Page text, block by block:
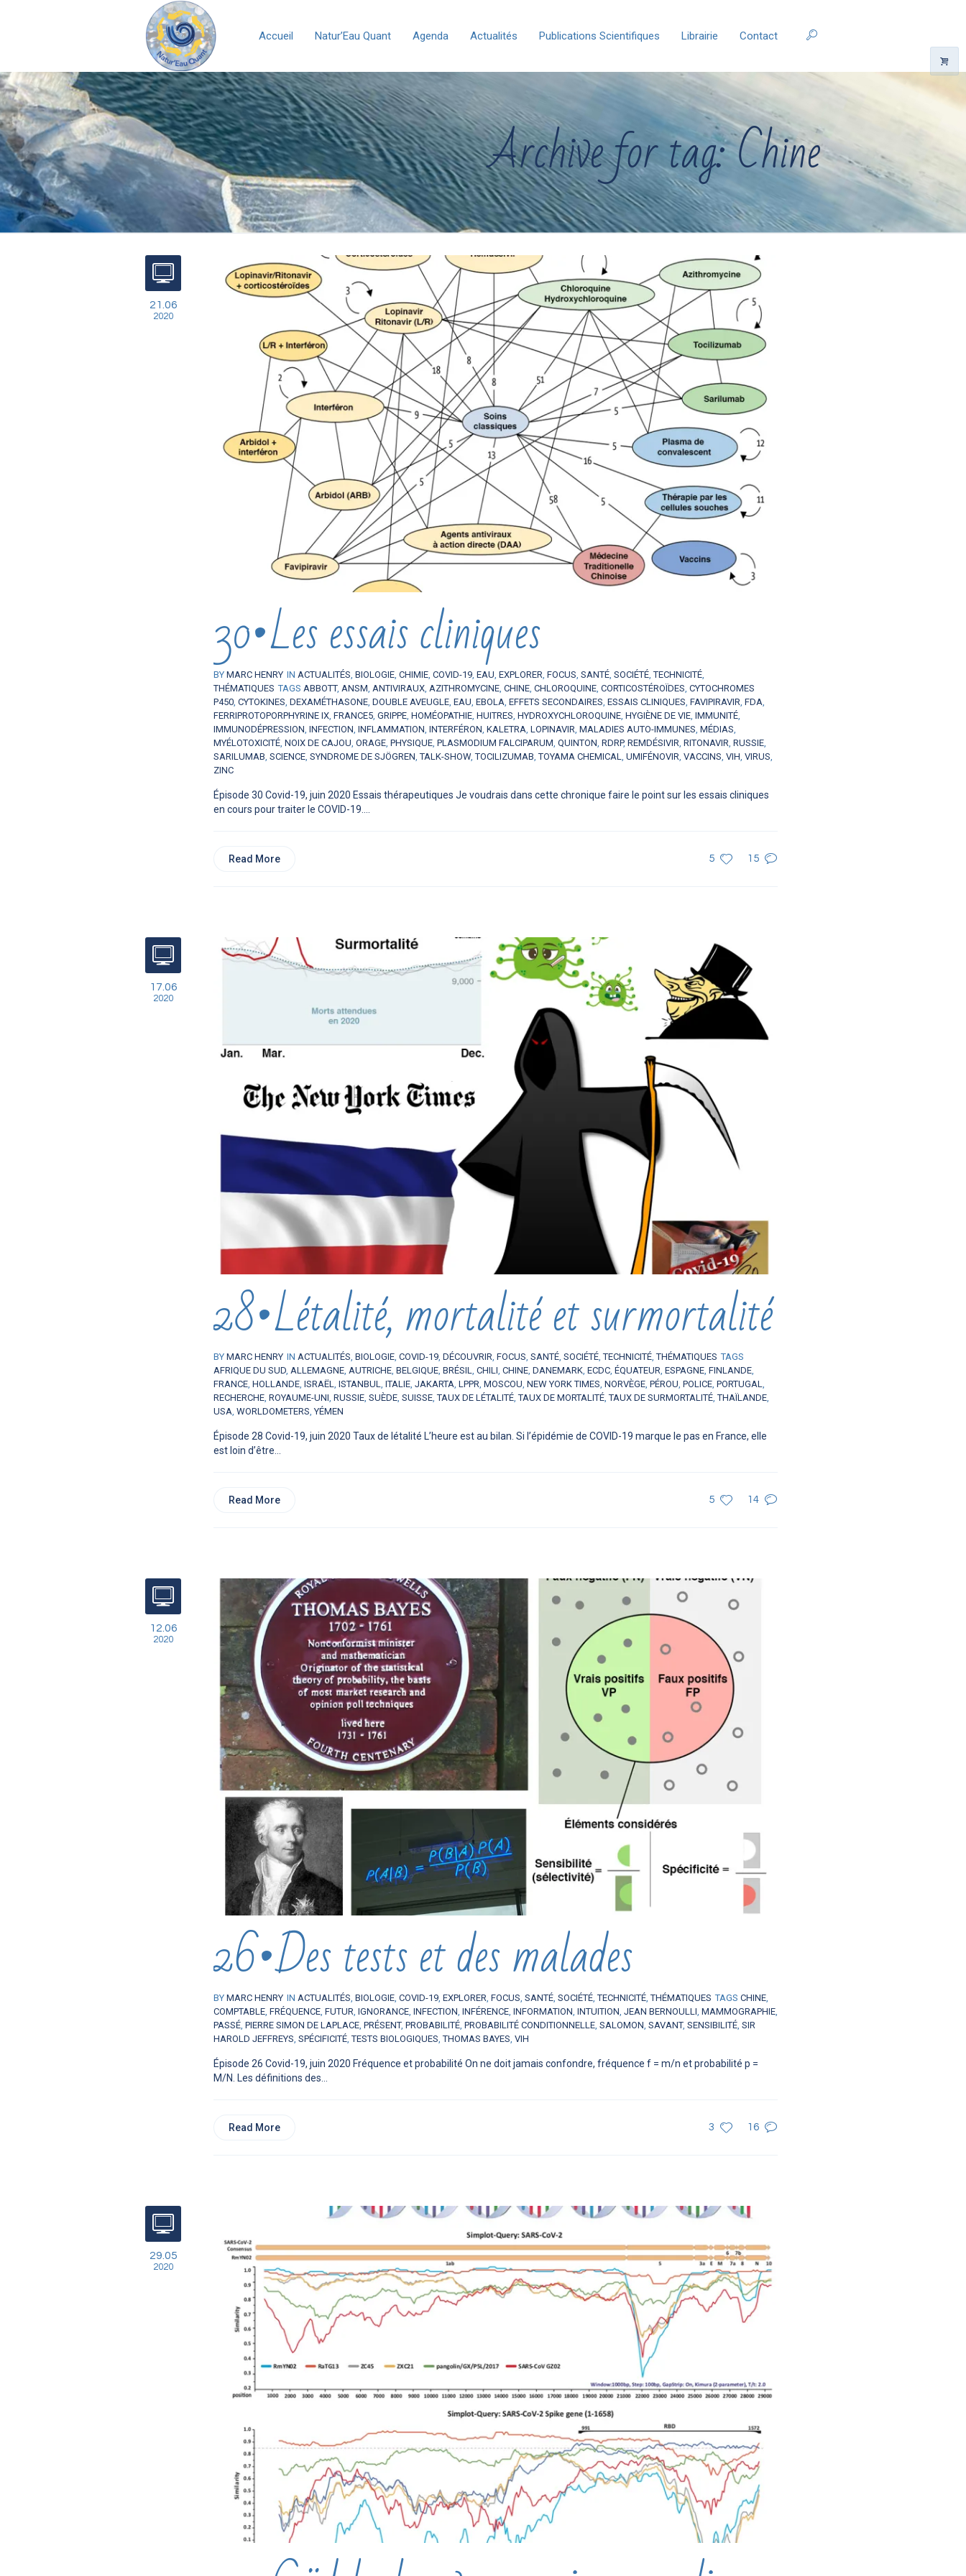
Accueil Natur’Eau Quant Agenda Actualités Publications Scientifiques Librairie Contact
Archive for tag: Chine
21.06
2020
30•Les essais cliniques
BY MARC HENRY IN ACTUALITÉS, BIOLOGIE, CHIMIE, COVID-19, EAU, EXPLORER, FOCUS, SANTÉ, SOCIÉTÉ,TECHNICITÉ,
THÉMATIQUES TAGS ABBOTT, ANSM, ANTIVIRAUX, AZITHROMYCINE, CHINE, CHLOROQUINE, CORTICOSTÉROÏDES, CYTOCHROMES
P450, CYTOKINES, DEXAMÉTHASONE, DOUBLE AVEUGLE, EAU, EBOLA, EFFETS SECONDAIRES, ESSAIS CLINIQUES, FAVIPIRAVIR, FDA,
FERRIPROTOPORPHYRINE IX, FRANCE5, GRIPPE, HOMÉOPATHIE, HUITRES, HYDROXYCHLOROQUINE, HYGIÈNE DE VIE, IMMUNITÉ,
IMMUNODÉPRESSION, INFECTION, INFLAMMATION, INTERFÉRON, KALETRA, LOPINAVIR, MALADIES AUTO-IMMUNES, MÉDIAS,
MYÉLOTOXICITÉ, NOIX DE CAJOU, ORAGE, PHYSIQUE, PLASMODIUM FALCIPARUM, QUINTON, RDRP, REMDÉSIVIR, RITONAVIR, RUSSIE,
SARILUMAB, SCIENCE, SYNDROME DE SJÖGREN,TALK-SHOW,TOCILIZUMAB,TOYAMA CHEMICAL, UMIFÉNOVIR, VACCINS, VIH, VIRUS,
ZINC
Épisode 30 Covid-19, juin 2020 Essais thérapeutiques Je voudrais dans cette chronique faire le point sur les essais cliniques
en cours pour traiter le COVID-19....
5 15
Read More
17.06
2020
28•Létalité, mortalité et surmortalité
BY MARC HENRY IN ACTUALITÉS, BIOLOGIE, COVID-19, DÉCOUVRIR, FOCUS, SANTÉ, SOCIÉTÉ,TECHNICITÉ,THÉMATIQUES TAGS
AFRIQUE DU SUD, ALLEMAGNE, AUTRICHE, BELGIQUE, BRÉSIL, CHILI, CHINE, DANEMARK, ECDC, ÉQUATEUR, ESPAGNE, FINLANDE,
FRANCE, HOLLANDE, ISRAËL, ISTANBUL, ITALIE, JAKARTA, LPPR, MOSCOU, NEW YORK TIMES, NORVÈGE, PÉROU, POLICE, PORTUGAL,
RECHERCHE, ROYAUME-UNI, RUSSIE, SUÈDE, SUISSE,TAUX DE LÉTALITÉ,TAUX DE MORTALITÉ,TAUX DE SURMORTALITÉ,THAÏLANDE,
USA, WORLDOMETERS,YÉMEN
Épisode 28 Covid-19, juin 2020 Taux de létalité L’heure est au bilan. Si l’épidémie de COVID-19 marque le pas en France, elle
est loin d’être...
5 14
Read More
12.06
2020
26•Des tests et des malades
BY MARC HENRY IN ACTUALITÉS, BIOLOGIE, COVID-19, EXPLORER, FOCUS, SANTÉ, SOCIÉTÉ,TECHNICITÉ,THÉMATIQUES TAGS CHINE,
COMPTABLE, FRÉQUENCE, FUTUR, IGNORANCE, INFECTION, INFÉRENCE, INFORMATION, INTUITION, JEAN BERNOULLI, MAMMOGRAPHIE,
PASSÉ, PIERRE SIMON DE LAPLACE, PRÉSENT, PROBABILITÉ, PROBABILITÉ CONDITIONNELLE, SALOMON, SAVANT, SENSIBILITÉ, SIR
HAROLD JEFFREYS, SPÉCIFICITÉ,TESTS BIOLOGIQUES,THOMAS BAYES, VIH
Épisode 26 Covid-19, juin 2020 Fréquence et probabilité On ne doit jamais confondre, fréquence f = m/n et probabilité p =
M/N. Les définitions des...
3 16
Read More
29.05
2020